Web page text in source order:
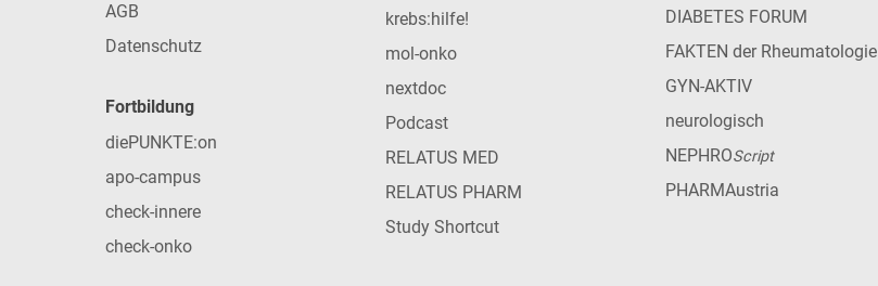
AGB
Datenschutz
Fortbildung
diePUNKTE:on
apo-campus
check-innere
check-onko
krebs:hilfe!
mol-onko
nextdoc
Podcast
RELATUS MED
RELATUS PHARM
Study Shortcut
DIABETES FORUM
FAKTEN der Rheumatologie
GYN-AKTIV
neurologisch
NEPHROScript
PHARMAustria